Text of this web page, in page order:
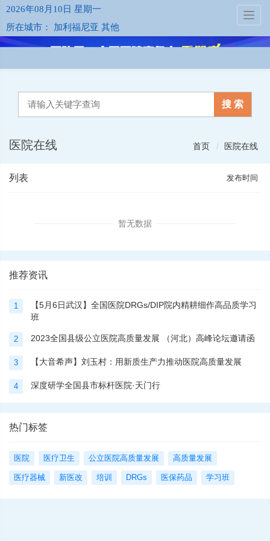
搜 索
2026年08月10日 星期一
所在城市： 加利福尼亚 其他
医院在线 首页 医院在线
列表 发布时间
暂无数据
推荐资讯
1
【5月6日武汉】全国医院DRGs/DIP院内精耕细作高品质学习
班
2 2023全国县级公立医院高质量发展 （河北）高峰论坛邀请函
3 【大音希声】刘玉村：用新质生产力推动医院高质量发展
4 深度研学全国县市标杆医院·天门行
热门标签
医院 医疗卫生 公立医院高质量发展 高质量发展
医疗器械 新医改 培训 DRGs 医保药品 学习班